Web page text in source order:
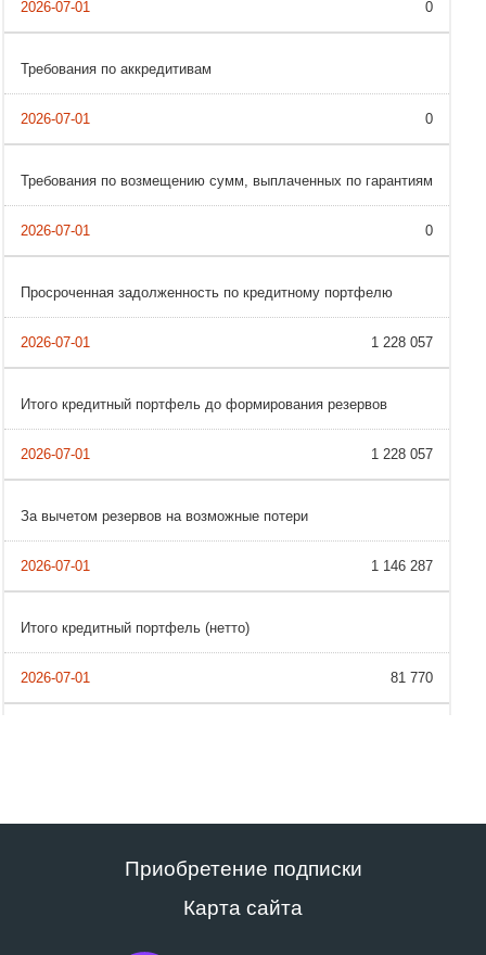
0
Требования по аккредитивам
0
Требования по возмещению сумм, выплаченных по гарантиям
0
Просроченная задолженность по кредитному портфелю
1 228 057
Итого кредитный портфель до формирования резервов
1 228 057
За вычетом резервов на возможные потери
1 146 287
Итого кредитный портфель (нетто)
81 770
Приобретение подписки
Карта сайта